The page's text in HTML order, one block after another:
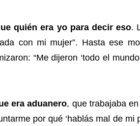
quién era yo para decir eso.
con mi mujer”. Hasta ese
“Me dijeron ‘todo el
era aduanero, que trabajaba
por qué ‘hablás mal de mi